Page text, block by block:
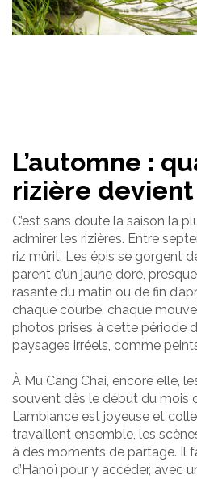
L’automne :
rizière
C’est sans doute la saison la
admirer les rizières. Entre
riz mûrit. Les épis se gorgent
parent d’un jaune doré,
rasante du matin ou de fin
chaque courbe, chaque
photos prises à cette période
paysages irréels, comme
À Mu Cang Chai, encore elle,
souvent dès le début du mois
L’ambiance est joyeuse et
travaillent ensemble, les
à des moments de partage. Il
d’Hanoï pour y accéder, avec